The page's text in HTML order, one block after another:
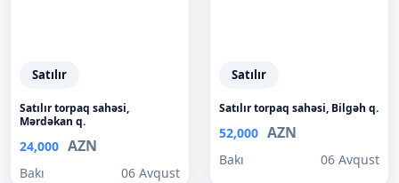
Satılır
Satılır torpaq sahəsi,
Mərdəkan q.
24,000 AZN
Bakı 06 Avqust
Satılır
Satılır torpaq sahəsi, Bilgəh q.
52,000 AZN
Bakı 06 Avqust